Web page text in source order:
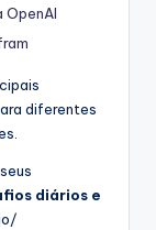
OpenAI
diferentes
diários e